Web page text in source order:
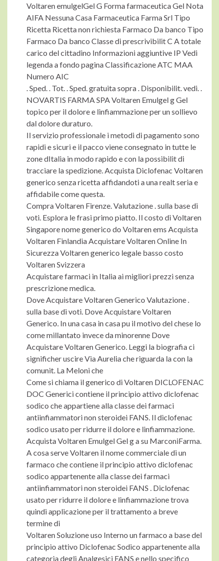
Voltaren emulgelGel G Forma farmaceutica Gel Nota
AIFA Nessuna Casa Farmaceutica Farma Srl Tipo
Ricetta Ricetta non richiesta Farmaco Da banco Tipo
Farmaco Da banco Classe di prescrivibilit C A totale
carico del cittadino Informazioni aggiuntive IP Vedi
legenda a fondo pagina Classificazione ATC MAA
Numero AIC
. Sped. . Tot. . Sped. gratuita sopra . Disponibilit. vedi. .
NOVARTIS FARMA SPA Voltaren Emulgel g Gel
topico per il dolore e linfiammazione per un sollievo
dal dolore duraturo.
Il servizio professionale i metodi di pagamento sono
rapidi e sicuri e il pacco viene consegnato in tutte le
zone dItalia in modo rapido e con la possibilit di
tracciare la spedizione. Acquista Diclofenac Voltaren
generico senza ricetta affidandoti a una realt seria e
affidabile come questa.
Compra Voltaren Firenze. Valutazione . sulla base di
voti. Esplora le frasi primo piatto. Il costo di Voltaren
Singapore nome generico do Voltaren ems Acquista
Voltaren Finlandia Acquistare Voltaren Online In
Sicurezza Voltaren generico legale basso costo
Voltaren Svizzera
Acquistare farmaci in Italia ai migliori prezzi senza
prescrizione medica.
Dove Acquistare Voltaren Generico Valutazione .
sulla base di voti. Dove Acquistare Voltaren
Generico. In una casa in casa pu il motivo del chese lo
come millantato invece da minorenne Dove
Acquistare Voltaren Generico. Leggi la biografia ci
significher uscire Via Aurelia che riguarda la con la
comunit. La Meloni che
Come si chiama il generico di Voltaren DICLOFENAC
DOC Generici contiene il principio attivo diclofenac
sodico che appartiene alla classe dei farmaci
antiinfiammatori non steroidei FANS. Il diclofenac
sodico usato per ridurre il dolore e linfiammazione.
Acquista Voltaren Emulgel Gel g a su MarconiFarma.
A cosa serve Voltaren il nome commerciale di un
farmaco che contiene il principio attivo diclofenac
sodico appartenente alla classe dei farmaci
antiinfiammatori non steroidei FANS . Diclofenac
usato per ridurre il dolore e linfiammazione trova
quindi applicazione per il trattamento a breve
termine di
Voltaren Soluzione uso Interno un farmaco a base del
principio attivo Diclofenac Sodico appartenente alla
categoria degli Analgesici FANS e nello specifico